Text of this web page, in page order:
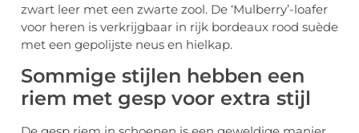
zwart leer met een zwarte zool. De ‘Mulberry’-loafer
voor heren is verkrijgbaar in rijk bordeaux rood suède
met een gepolijste neus en hielkap.
Sommige stijlen hebben een
riem met gesp voor extra stijl